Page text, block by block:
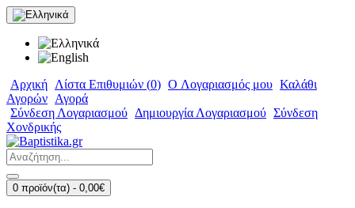
Αρχική Λίστα Επιθυμιών (0) O Λογαριασμός μου Καλάθι
Αγορών Αγορά
Σύνδεση Λογαριασμού Δημιουργία Λογαριασμού Σύνδεση
Χονδρικής
0 προϊόν(τα) - 0,00€